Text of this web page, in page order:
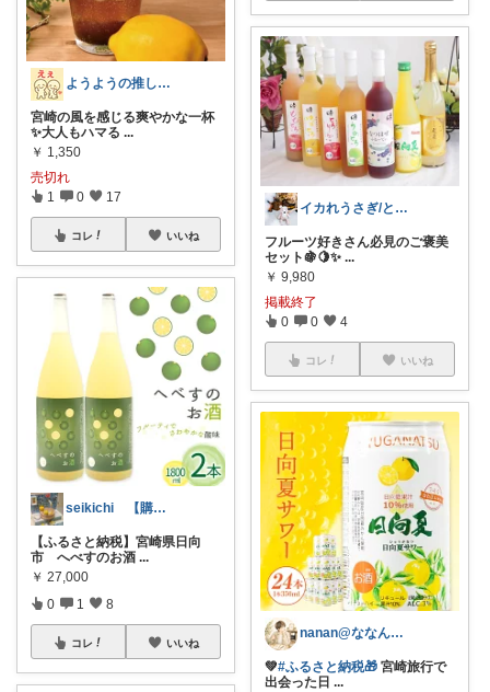
ようようの推しはコレ！
宮崎の風を感じる爽やかな一杯
✨大人もハマる ...
￥ 1,350
売切れ
1 0 17
コレ いいね
seikichi 【購入感謝します】
【ふるさと納税】宮崎県日向
市 へべすのお酒 ...
￥ 27,000
0 1 8
コレ いいね
イカれうさぎ/ときどき経由購入
フルーツ好きさん必見のご褒美
セット🍇🍋✨ ...
￥ 9,980
掲載終了
0 0 4
コレ いいね
nanan@ななんぶろぐ。☕️🌿‬
💚#ふるさと納税🎁 宮崎旅行で
出会った日 ...